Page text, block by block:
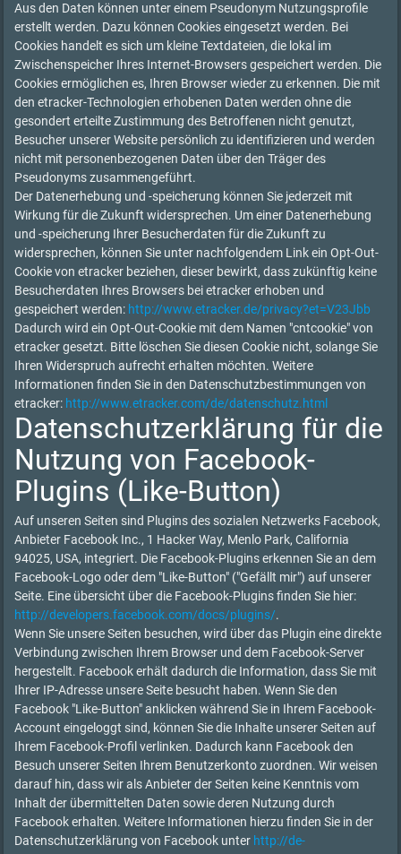
Aus den Daten können unter einem Pseudonym Nutzungsprofile
erstellt werden. Dazu können Cookies eingesetzt werden. Bei
Cookies handelt es sich um kleine Textdateien, die lokal im
Zwischenspeicher Ihres Internet-Browsers gespeichert werden. Die
Cookies ermöglichen es, Ihren Browser wieder zu erkennen. Die mit
den etracker-Technologien erhobenen Daten werden ohne die
gesondert erteilte Zustimmung des Betroffenen nicht genutzt,
Besucher unserer Website persönlich zu identifizieren und werden
nicht mit personenbezogenen Daten über den Träger des
Pseudonyms zusammengeführt.
Der Datenerhebung und -speicherung können Sie jederzeit mit
Wirkung für die Zukunft widersprechen. Um einer Datenerhebung
und -speicherung Ihrer Besucherdaten für die Zukunft zu
widersprechen, können Sie unter nachfolgendem Link ein Opt-Out-
Cookie von etracker beziehen, dieser bewirkt, dass zukünftig keine
Besucherdaten Ihres Browsers bei etracker erhoben und
gespeichert werden: http://www.etracker.de/privacy?et=V23Jbb
Dadurch wird ein Opt-Out-Cookie mit dem Namen "cntcookie" von
etracker gesetzt. Bitte löschen Sie diesen Cookie nicht, solange Sie
Ihren Widerspruch aufrecht erhalten möchten. Weitere
Informationen finden Sie in den Datenschutzbestimmungen von
etracker: http://www.etracker.com/de/datenschutz.html
Datenschutzerklärung für die
Nutzung von Facebook-
Plugins (Like-Button)
Auf unseren Seiten sind Plugins des sozialen Netzwerks Facebook,
Anbieter Facebook Inc., 1 Hacker Way, Menlo Park, California
94025, USA, integriert. Die Facebook-Plugins erkennen Sie an dem
Facebook-Logo oder dem "Like-Button" ("Gefällt mir") auf unserer
Seite. Eine übersicht über die Facebook-Plugins finden Sie hier:
http://developers.facebook.com/docs/plugins/.
Wenn Sie unsere Seiten besuchen, wird über das Plugin eine direkte
Verbindung zwischen Ihrem Browser und dem Facebook-Server
hergestellt. Facebook erhält dadurch die Information, dass Sie mit
Ihrer IP-Adresse unsere Seite besucht haben. Wenn Sie den
Facebook "Like-Button" anklicken während Sie in Ihrem Facebook-
Account eingeloggt sind, können Sie die Inhalte unserer Seiten auf
Ihrem Facebook-Profil verlinken. Dadurch kann Facebook den
Besuch unserer Seiten Ihrem Benutzerkonto zuordnen. Wir weisen
darauf hin, dass wir als Anbieter der Seiten keine Kenntnis vom
Inhalt der übermittelten Daten sowie deren Nutzung durch
Facebook erhalten. Weitere Informationen hierzu finden Sie in der
Datenschutzerklärung von Facebook unter http://de-